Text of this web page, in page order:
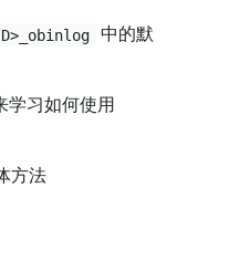
中的默
习如何使用
方法